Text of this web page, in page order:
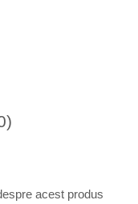
acest produs